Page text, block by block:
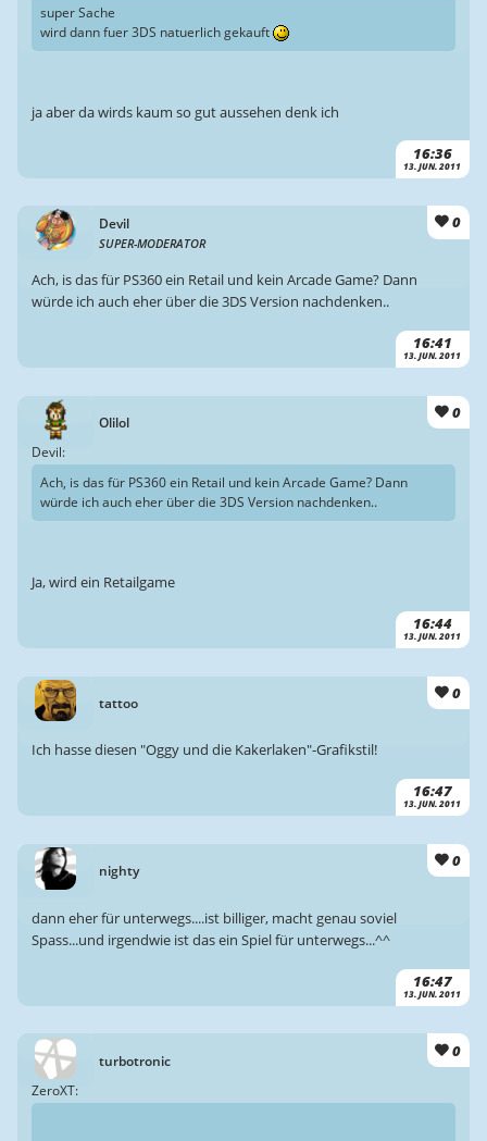
16:36
13. JUN. 2011
super Sache
wird dann fuer 3DS natuerlich gekauft
ja aber da wirds kaum so gut aussehen denk ich
Devil
SUPER-MODERATOR
0
16:41
13. JUN. 2011
Ach, is das für PS360 ein Retail und kein Arcade Game? Dann
würde ich auch eher über die 3DS Version nachdenken..
Olilol
0
16:44
13. JUN. 2011
Devil:
Ach, is das für PS360 ein Retail und kein Arcade Game? Dann
würde ich auch eher über die 3DS Version nachdenken..
Ja, wird ein Retailgame
tattoo
0
16:47
13. JUN. 2011
Ich hasse diesen "Oggy und die Kakerlaken"-Grafikstil!
nighty
0
16:47
13. JUN. 2011
dann eher für unterwegs....ist billiger, macht genau soviel
Spass...und irgendwie ist das ein Spiel für unterwegs...^^
turbotronic
0
ZeroXT: